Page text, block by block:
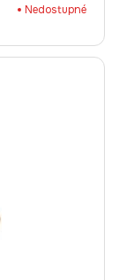
Nedostupné